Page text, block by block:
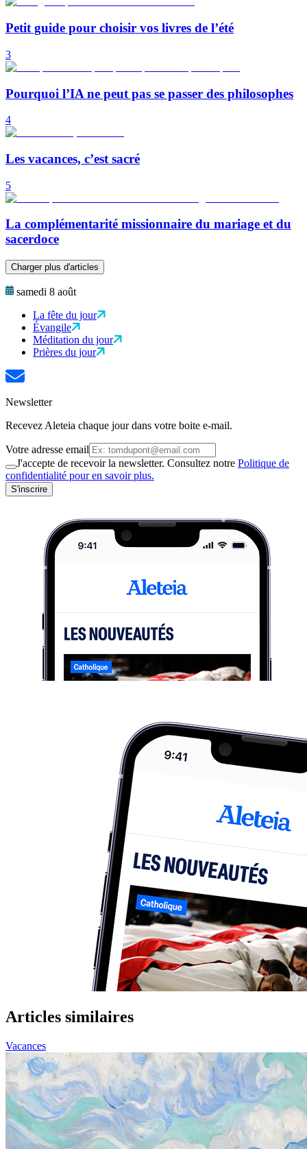
Petit guide pour choisir vos livres de l’été
3
Pourquoi l’IA ne peut pas se passer des philosophes
4
Les vacances, c’est sacré
5
La complémentarité missionnaire du mariage et du
sacerdoce
Charger plus d'articles
samedi 8 août
La fête du jour
Évangile
Méditation du jour
Prières du jour
Newsletter
Recevez Aleteia chaque jour dans votre boite e-mail.
Votre adresse email
J'accepte de recevoir la newsletter. Consultez notre Politique de
confidentialité pour en savoir plus.
S'inscrire
Articles similaires
Vacances